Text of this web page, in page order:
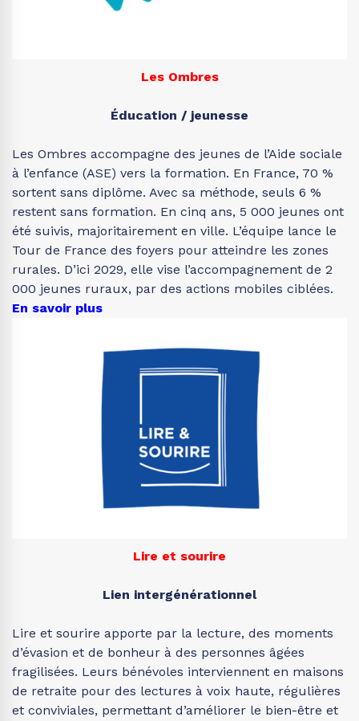
Les Ombres
Éducation / jeunesse
Les Ombres accompagne des jeunes de l’Aide sociale
à l’enfance (ASE) vers la formation. En France, 70 %
sortent sans diplôme. Avec sa méthode, seuls 6 %
restent sans formation. En cinq ans, 5 000 jeunes ont
été suivis, majoritairement en ville. L’équipe lance le
Tour de France des foyers pour atteindre les zones
rurales. D’ici 2029, elle vise l’accompagnement de 2
000 jeunes ruraux, par des actions mobiles ciblées.
En savoir plus
Lire et sourire
Lien intergénérationnel
Lire et sourire apporte par la lecture, des moments
d’évasion et de bonheur à des personnes âgées
fragilisées. Leurs bénévoles interviennent en maisons
de retraite pour des lectures à voix haute, régulières
et conviviales, permettant d’améliorer le bien-être et